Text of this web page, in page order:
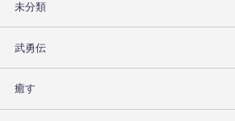
未分類
武勇伝
癒す